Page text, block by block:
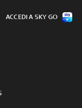
ACCEDI A SKY GO